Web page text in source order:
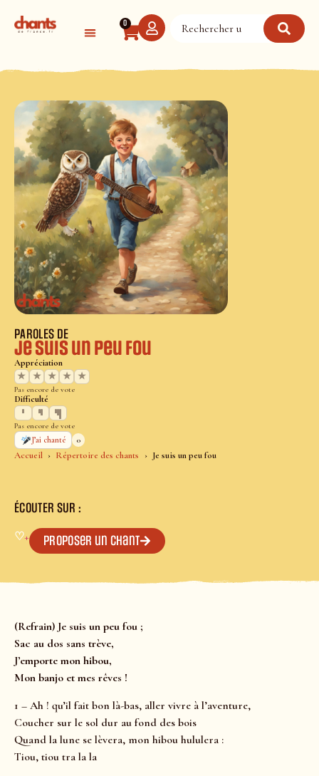
0
Accueil Répertoire des chants Je suis un peu fou
PAROLES DE
Je suis un peu fou
Appréciation
★
★ ★ ★ ★
Pas encore de vote
Difficulté
Pas encore de vote
J’ai chanté
0
ÉCOUTER SUR :
♡+ Proposer un chant
(Refrain) Je suis un peu fou ;
Sac au dos sans trève,
J’emporte mon hibou,
Mon banjo et mes rêves !
1 – Ah ! qu’il fait bon là-bas, aller vivre à l’aventure,
Coucher sur le sol dur au fond des bois
Quand la lune se lèvera, mon hibou hululera :
Tiou, tiou tra la la